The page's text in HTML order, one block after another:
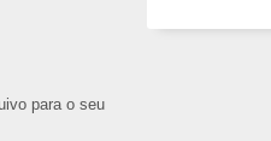
para o seu